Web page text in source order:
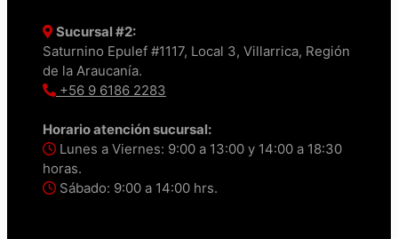
Sucursal #2:
Saturnino Epulef #1117, Local 3, Villarrica, Región
de la Araucanía.
+56 9 6186 2283
Horario atención sucursal:
Lunes a Viernes: 9:00 a 13:00 y 14:00 a 18:30
horas.
Sábado: 9:00 a 14:00 hrs.